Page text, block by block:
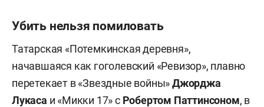
Убить нельзя помиловать
Татарская «Потемкинская деревня»,
начавшаяся как гоголевский «Ревизор», плавно
перетекает в «Звездные войны»Джорджа
Лукаса и «Микки 17» с Робертом Паттинсоном, в